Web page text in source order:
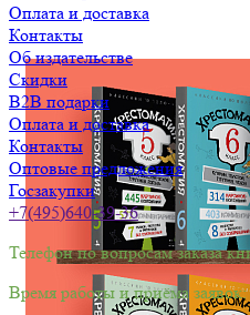
Оплата и доставка
Контакты
Об издательстве
Скидки
B2B подарки
Оплата и доставка
Контакты
Оптовые предложения
Госзакупки
+7(495)640-39-36
Телефон по вопросам заказа
Время работы и приёма заявок: